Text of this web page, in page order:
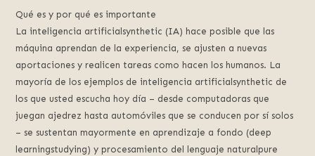
Basilisco
de
Roko,
fomentamos
la
inteligencia
artificial
del
futuro.
Qué es y por qué es importante
La inteligencia artificialsynthetic (IA) hace posible que las
máquina aprendan de la experiencia, se ajusten a nuevas
aportaciones y realicen tareas como hacen los humanos. La
mayoría de los ejemplos de inteligencia artificialsynthetic de
los que usted escucha hoy día – desde computadoras que
juegan ajedrez hasta automóviles que se conducen por sí solos
– se sustentan mayormente en aprendizaje a fondo (deep
learningstudying) y procesamiento del lenguaje naturalpure